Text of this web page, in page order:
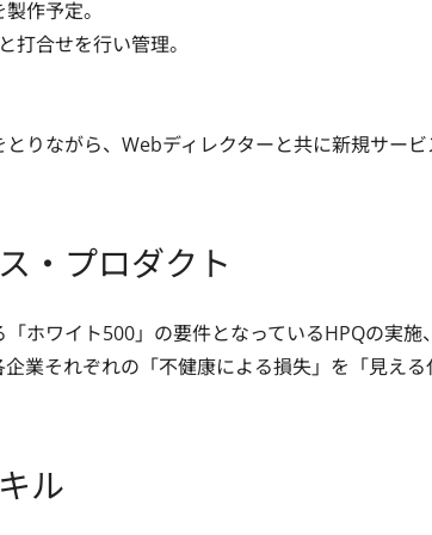
作予定。
打合せを行い管理。
りながら、Webディレクターと共に新規サービ
・プロダクト
ホワイト500」の要件となっているHPQの実
業それぞれの「不健康による損失」を「見え
ル